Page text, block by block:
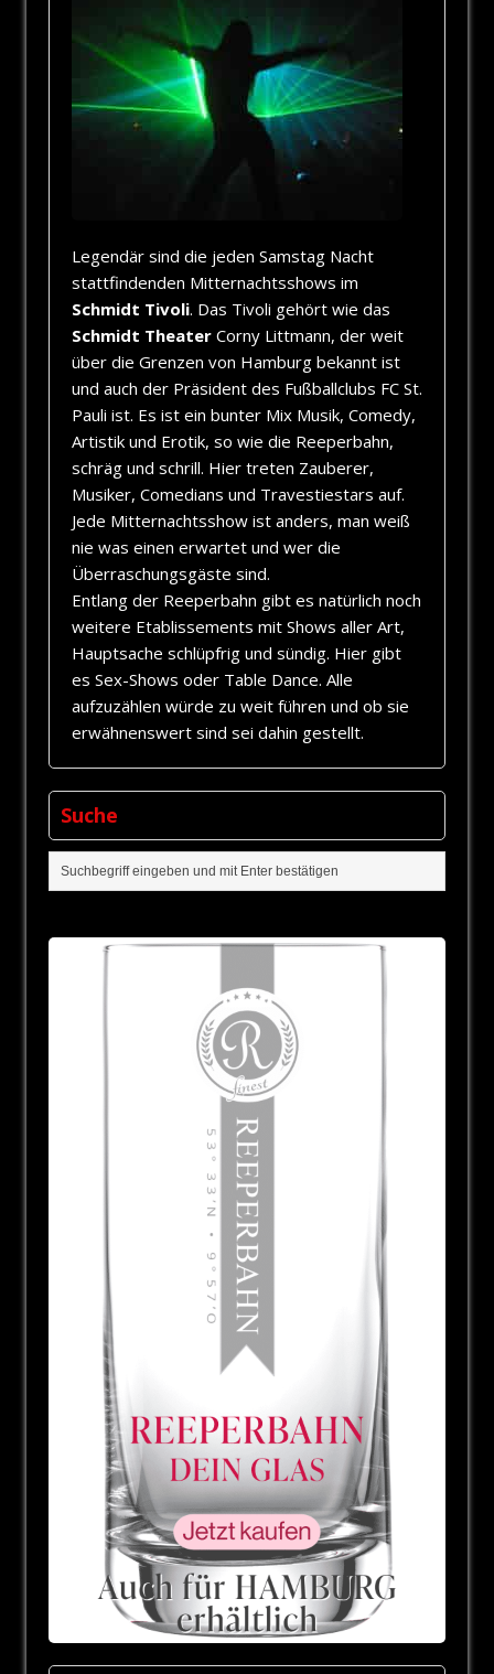
Legendär sind die jeden Samstag Nacht
stattfindenden Mitternachtsshows im
Schmidt Tivoli. Das Tivoli gehört wie das
Schmidt Theater Corny Littmann, der weit
über die Grenzen von Hamburg bekannt ist
und auch der Präsident des Fußballclubs FC St.
Pauli ist. Es ist ein bunter Mix Musik, Comedy,
Artistik und Erotik, so wie die Reeperbahn,
schräg und schrill. Hier treten Zauberer,
Musiker, Comedians und Travestiestars auf.
Jede Mitternachtsshow ist anders, man weiß
nie was einen erwartet und wer die
Überraschungsgäste sind.
Entlang der Reeperbahn gibt es natürlich noch
weitere Etablissements mit Shows aller Art,
Hauptsache schlüpfrig und sündig. Hier gibt
es Sex-Shows oder Table Dance. Alle
aufzuzählen würde zu weit führen und ob sie
erwähnenswert sind sei dahin gestellt.
Suche